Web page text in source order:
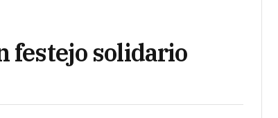
festejo solidario